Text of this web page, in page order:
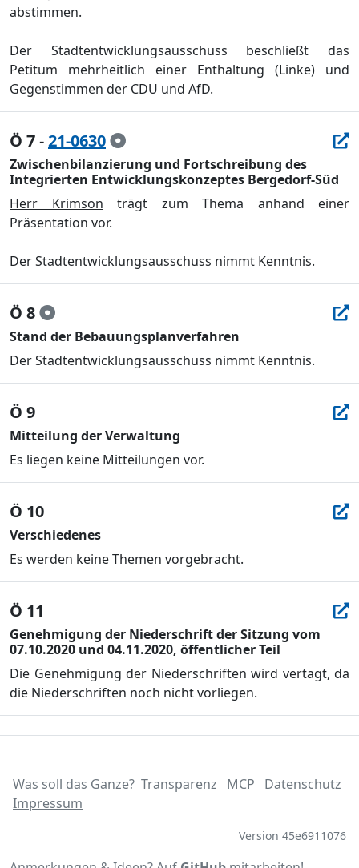
abstimmen.
Der Stadtentwicklungsausschuss beschließt das
Petitum mehrheitlich
einer Enthaltung (Linke) und
Gegenstimmen der CDU und AfD.
Ö 7-21-0630
Zwischenbilanzierung und Fortschreibung des
Integrierten Entwicklungskonzeptes Bergedorf-Süd
Herr Krimson trägt zum Thema anhand einer
Präsentation vor.
Der Stadtentwicklungsausschuss nimmt Kenntnis.
Ö 8
Stand der Bebauungsplanverfahren
Der Stadtentwicklungsausschuss nimmt Kenntnis.
Ö 9
Mitteilung der Verwaltung
Es liegen keine Mitteilungen vor.
Ö 10
Verschiedenes
Es werden keine Themen vorgebracht.
Ö 11
Genehmigung der Niederschrift der Sitzung vom
07.10.2020 und 04.11.2020, öffentlicher Teil
Die Genehmigung der Niederschriften wird vertagt, da
die Niederschriften noch nicht vorliegen.
Was soll das Ganze? Transparenz MCP
Datenschutz
Impressum
Version 45e6911076